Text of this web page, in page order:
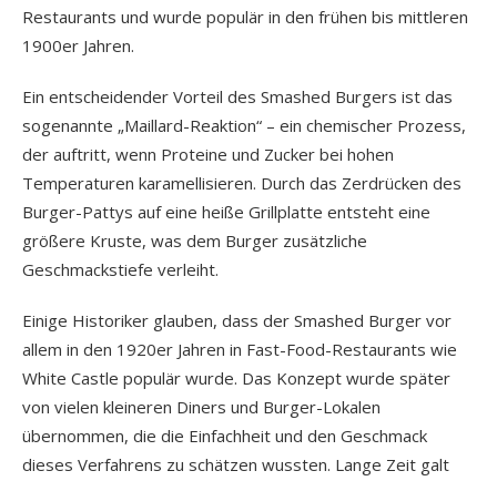
Restaurants und wurde populär in den frühen bis mittleren
1900er Jahren.
Ein entscheidender Vorteil des Smashed Burgers ist das
sogenannte „Maillard-Reaktion“ – ein chemischer Prozess,
der auftritt, wenn Proteine und Zucker bei hohen
Temperaturen karamellisieren. Durch das Zerdrücken des
Burger-Pattys auf eine heiße Grillplatte entsteht eine
größere Kruste, was dem Burger zusätzliche
Geschmackstiefe verleiht.
Einige Historiker glauben, dass der Smashed Burger vor
allem in den 1920er Jahren in Fast-Food-Restaurants wie
White Castle populär wurde. Das Konzept wurde später
von vielen kleineren Diners und Burger-Lokalen
übernommen, die die Einfachheit und den Geschmack
dieses Verfahrens zu schätzen wussten. Lange Zeit galt